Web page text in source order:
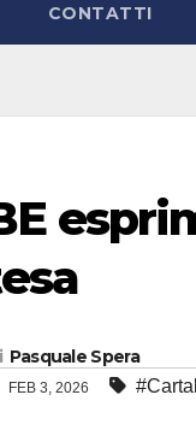
CONTATTI
Pasquale Spera
FEB 3, 2026